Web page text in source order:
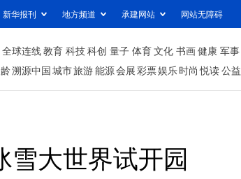
新华报刊 地方频道 承建网站 网站无障碍
全球连线教育 科技科创 量子 体育文化 书画健康 军事
溯源中国城市旅游能源会展彩票娱乐时尚 悦读公益
雪大世界试开园